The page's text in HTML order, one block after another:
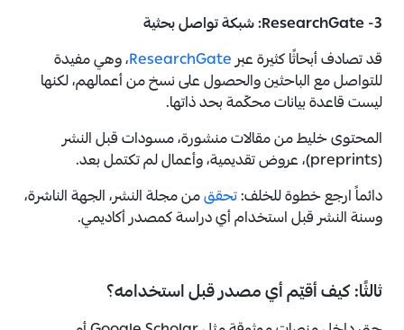
3- ResearchGate: شبكة تواصل بحثية
قد تصادف أبحاثًا كثيرة عبرResearchGate، وهي مفيدة
للتواصل مع الباحثين والحصول على نسخ من أعمالهم، لكنها
ليست قاعدة بيانات محكّمة بحد ذاتها.
المحتوى خليط من مقالات منشورة، مسودات قبل النشر
(preprints)، عروض تقديمية، وأعمال لم تكتمل بعد.
دائماً ارجع خطوة للخلف:تحققمن مجلة النشر، الجهة الناشرة،
وسنة النشر قبل استخدام أي دراسة كمصدر أكاديمي.
ثالثًا: كيف أقيّم أي مصدر قبل استخدامه؟